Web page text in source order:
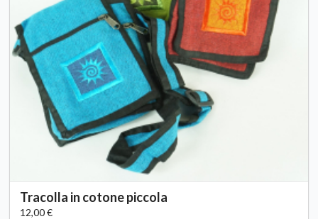
Tracolla in cotone piccola
12,00 €